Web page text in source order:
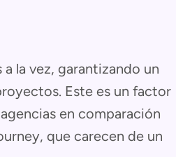
la vez, garantizando un
Este es un factor
en comparación
que carecen de un